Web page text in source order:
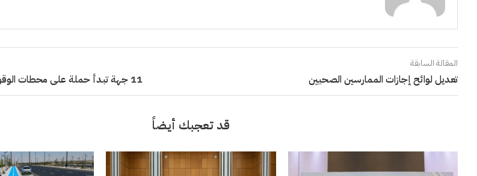
المقالة السابقة
تعديل لوائح إجازات الممارسين الصحيين 11 جهة تبدأ حملة على محطات الوقود داخل وبين المدن
قد تعجبك أيضاً